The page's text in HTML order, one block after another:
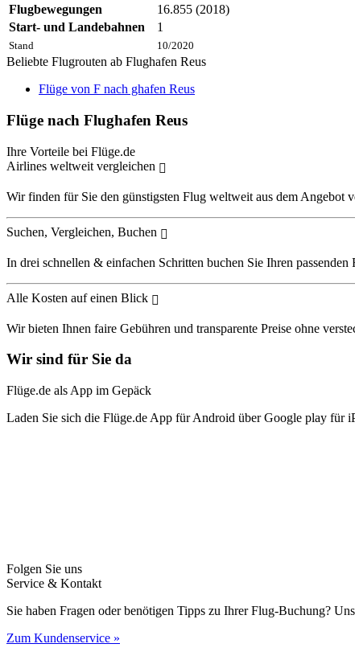
Stand 10/2020
Flugbewegungen
16.855 (2018)
Start- und Landebahnen
1
Beliebte Flugrouten ab Flughafen Reus
Flüge von F nach ghafen Reus
Flüge nach Flughafen Reus
Ihre Vorteile bei Flüge.de
Airlines weltweit vergleichen
Wir finden für Sie den günstigsten Flug weltweit aus dem Angebot
Suchen, Vergleichen, Buchen
In drei schnellen & einfachen Schritten buchen Sie Ihren passenden
Alle Kosten auf einen Blick
Wir bieten Ihnen faire Gebühren und transparente Preise ohne
Wir sind für Sie da
Flüge.de als App im Gepäck
Laden Sie sich die Flüge.de App für Android über Google play für
Folgen Sie uns
Service & Kontakt
Sie haben Fragen oder benötigen Tipps zu Ihrer Flug-Buchung?
Zum Kundenservice »